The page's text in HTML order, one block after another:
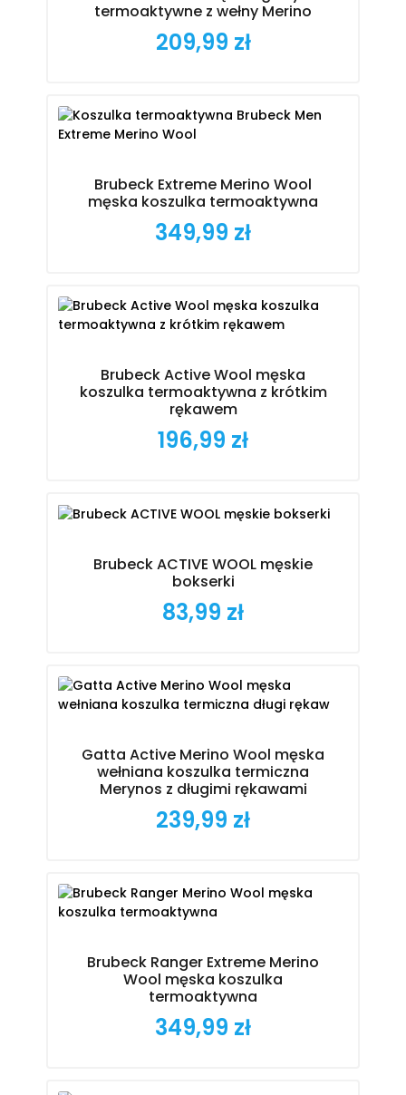
termoaktywne z wełny Merino
Cena
209,99 zł
Brubeck Extreme Merino Wool
męska koszulka termoaktywna
Cena
349,99 zł
Brubeck Active Wool męska
koszulka termoaktywna z krótkim
rękawem
Cena
196,99 zł
Brubeck ACTIVE WOOL męskie
bokserki
Cena
83,99 zł
Gatta Active Merino Wool męska
wełniana koszulka termiczna
Merynos z długimi rękawami
Cena
239,99 zł
Brubeck Ranger Extreme Merino
Wool męska koszulka
termoaktywna
Cena
349,99 zł